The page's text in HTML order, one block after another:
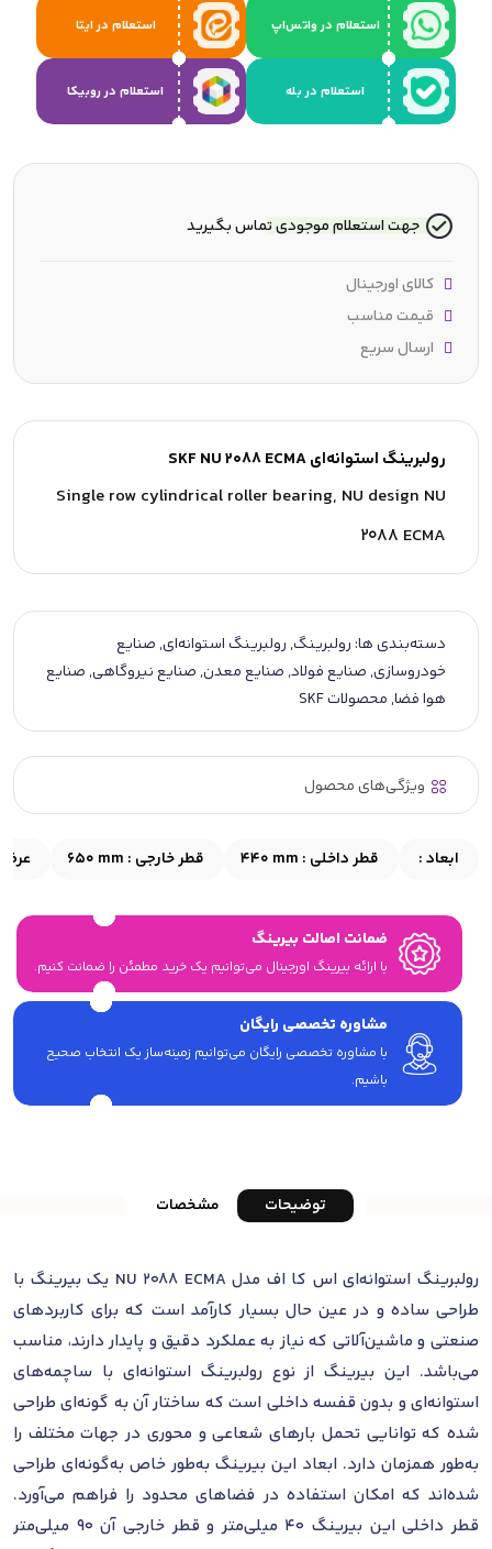
استعلام در واتس‌اپ استعلام در ایتا
استعلام در بله استعلام در روبیکا
رولبرینگ استوانه‌ای SKF NU 2088 ECMA
Single row cylindrical roller bearing, NU design NU
2088 ECMA
دسته‌بندی ها: رولبرینگ,رولبرینگ استوانه‌ای,صنایع
خودروسازی,صنایع فولاد,صنایع معدن,صنایع نیروگاهی,صنایع
هوا فضا,محصولات SKF
ویژگی‌های محصول
ابعاد : قطر داخلی : 440 mm قطر خارجی : 650 mm
ضمانت اصالت بیرینگ
با ارائه بیرینگ اورجینال می‎‌توانیم یک خرید مطمئن را ضمانت کنیم.
مشاوره تخصصی رایگان
با مشاوره تخصصی رایگان می‌توانیم زمینه‌ساز یک انتخاب صحیح
باشیم.
جهت استعلام موجودی تماس بگیرید
کالای اورجینال
قیمت مناسب
ارسال سریع
توضیحات مشخصات
رولبرینگ استوانه‌ای اس کا اف مدل NU 2088 ECMA یک بیرینگ با
طراحی ساده و در عین حال بسیار کارآمد است که برای کاربردهای
صنعتی و ماشین‌آلاتی که نیاز به عملکرد دقیق و پایدار دارند، مناسب
می‌باشد. این بیرینگ از نوع رولبرینگ استوانه‌ای با ساچمه‌های
استوانه‌ای و بدون قفسه داخلی است که ساختار آن به گونه‌ای طراحی
شده که توانایی تحمل بارهای شعاعی و محوری در جهات مختلف را
به‌طور همزمان دارد. ابعاد این بیرینگ به‌طور خاص به‌گونه‌ای طراحی
شده‌اند که امکان استفاده در فضاهای محدود را فراهم می‌آورد.
قطر داخلی این بیرینگ 40 میلی‌متر و قطر خارجی آن 90 میلی‌متر